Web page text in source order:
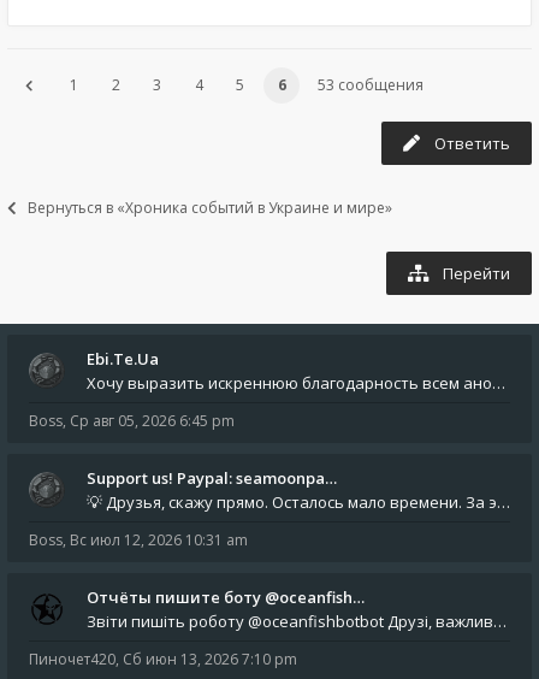
1 2 3 4 5 6 53 сообщения
Ответить
Вернуться в «Хроника событий в Украине и мире»
Перейти
Ebi.Te.Ua
Хочу выразить искреннюю благодарность всем анонимным пользователям, которые поддержали наше сообщество финансово. Благод
Boss, Ср авг 05, 2026 6:45 pm
Support us! Paypal: seamoonpa…
💡 Друзья, скажу прямо. Осталось мало времени. За это время нам нужно закрыть последние обязательные расходы: около 500
Boss, Вс июл 12, 2026 10:31 am
Отчёты пишите боту @oceanfish…
Звіти пишіть роботу @oceanfishbotbot Друзі, важливе повідомлення для учасників форума. Основне звернення опублікован
Пиночет420, Сб июн 13, 2026 7:10 pm